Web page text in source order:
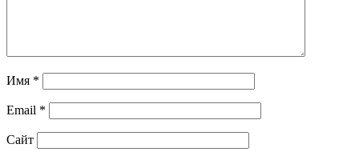
Имя *
Email *
Сайт